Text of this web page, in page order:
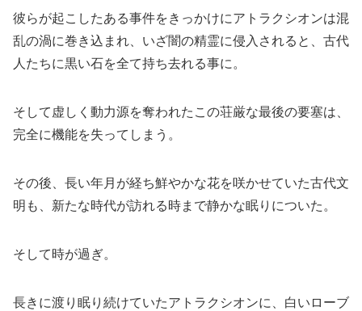
彼らが起こしたある事件をきっかけにアトラクシオンは混
乱の渦に巻き込まれ、いざ闇の精霊に侵入されると、古代
人たちに黒い石を全て持ち去れる事に。
そして虚しく動力源を奪われたこの荘厳な最後の要塞は、
完全に機能を失ってしまう。
その後、長い年月が経ち鮮やかな花を咲かせていた古代文
明も、新たな時代が訪れる時まで静かな眠りについた。
そして時が過ぎ。
長きに渡り眠り続けていたアトラクシオンに、白いローブ